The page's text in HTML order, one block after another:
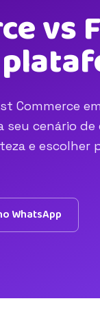
vs
Commerce
cenário de
e escolher
WhatsApp